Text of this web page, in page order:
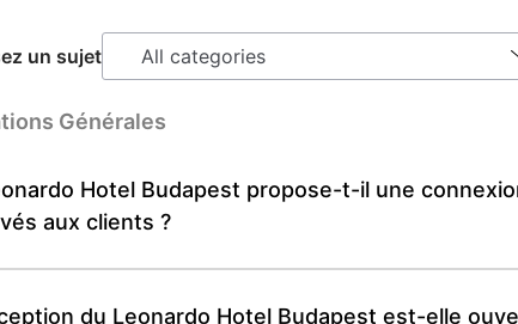
un sujet
Générales
Hotel Budapest propose-t-il une
aux clients ?
du Leonardo Hotel Budapest est-elle